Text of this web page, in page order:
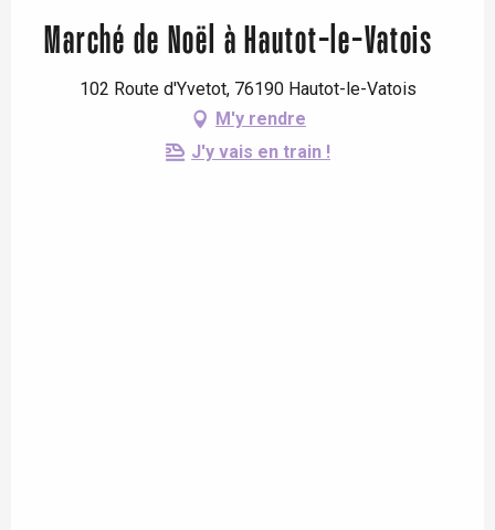
Marché de Noël à Hautot-le-Vatois
102 Route d'Yvetot, 76190 Hautot-le-Vatois
M'y rendre
J'y vais en train !